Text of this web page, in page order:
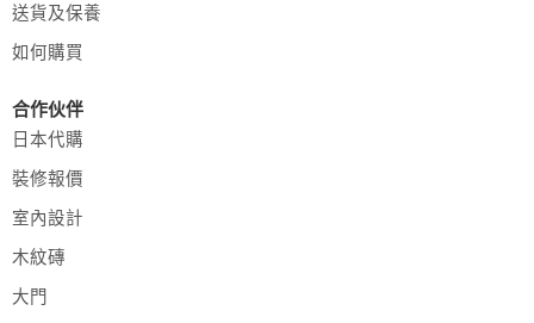
送貨及保養
如何購買
合作伙伴
日本代購
裝修報價
室內設計
木紋磚
大門